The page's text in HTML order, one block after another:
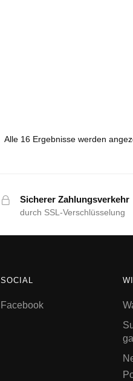
Alle 16 Ergebnisse werden
Sicherer Zahlungsverkehr
durch SSL-Verschlüsselung
SOCIAL
Facebook